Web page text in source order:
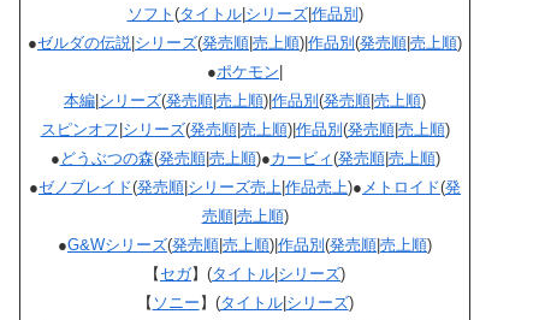
ソフト (タイトル| シリーズ| 作品別 )
●ゼルダの伝説 シリーズ(発売順 売上順)| 作品別 (発売順 売上順)
●ポケモン
本編 シリーズ(発売順 売上順)| 作品別 (発売順 売上順)
スピンオフ シリーズ(発売順| 売上順)| 作品別 (発売順| 売上順)
● どうぶつの森(発売順| 売上順)●カービィ(発売順| 売上順)
●ゼノブレイド(発売順 シリーズ売上 作品売上)● メトロイド(発
売順| 売上順)
●G&Wシリーズ(発売順 売上順)| 作品別 (発売順 売上順)
【 セガ】(タイトル シリーズ)
【 ソニー 】(タイトル| シリーズ)